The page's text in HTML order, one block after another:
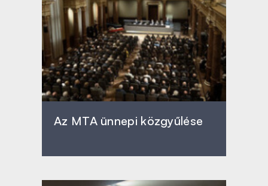
Az MTA ünnepi közgyűlése